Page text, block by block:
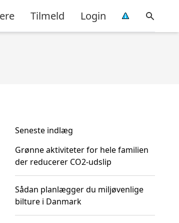
Tilmeld Login
Seneste indlæg
Grønne aktiviteter for hele familien
der reducerer CO2-udslip
Sådan planlægger du miljøvenlige
bilture i Danmark